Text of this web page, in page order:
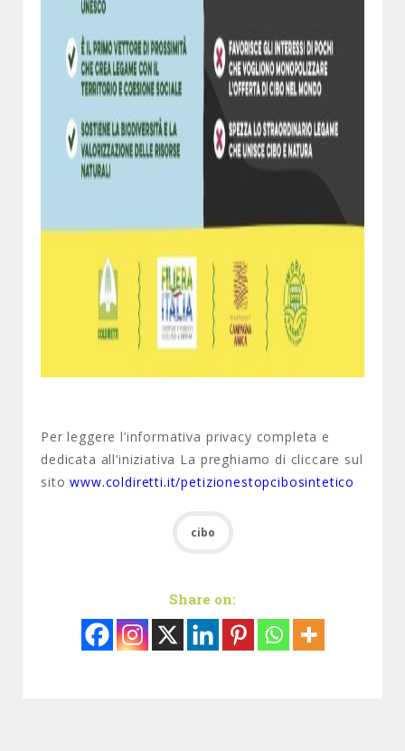
Per leggere l’informativa privacy completa e
dedicata all’iniziativa La preghiamo di cliccare sul
sito www.coldiretti.it/petizionestopcibosintetico
cibo
Share on: